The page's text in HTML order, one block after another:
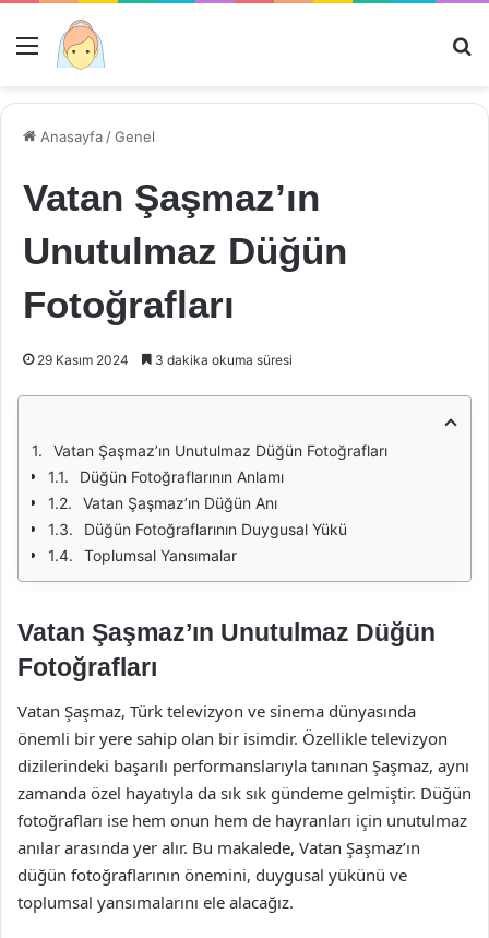
Menü
Anasayfa /Genel
Vatan Şaşmaz’ın
Unutulmaz Düğün
Fotoğrafları
29 Kasım 2024 3 dakika okuma süresi
Vatan Şaşmaz’ın Unutulmaz Düğün Fotoğrafları
Düğün Fotoğraflarının Anlamı
Vatan Şaşmaz’ın Düğün Anı
Düğün Fotoğraflarının Duygusal Yükü
Toplumsal Yansımalar
Vatan Şaşmaz’ın Unutulmaz Düğün
Fotoğrafları
Vatan Şaşmaz, Türk televizyon ve sinema dünyasında
önemli bir yere sahip olan bir isimdir. Özellikle televizyon
dizilerindeki başarılı performanslarıyla tanınan Şaşmaz, aynı
zamanda özel hayatıyla da sık sık gündeme gelmiştir. Düğün
fotoğrafları ise hem onun hem de hayranları için unutulmaz
anılar arasında yer alır. Bu makalede, Vatan Şaşmaz’ın
düğün fotoğraflarının önemini, duygusal yükünü ve
toplumsal yansımalarını ele alacağız.